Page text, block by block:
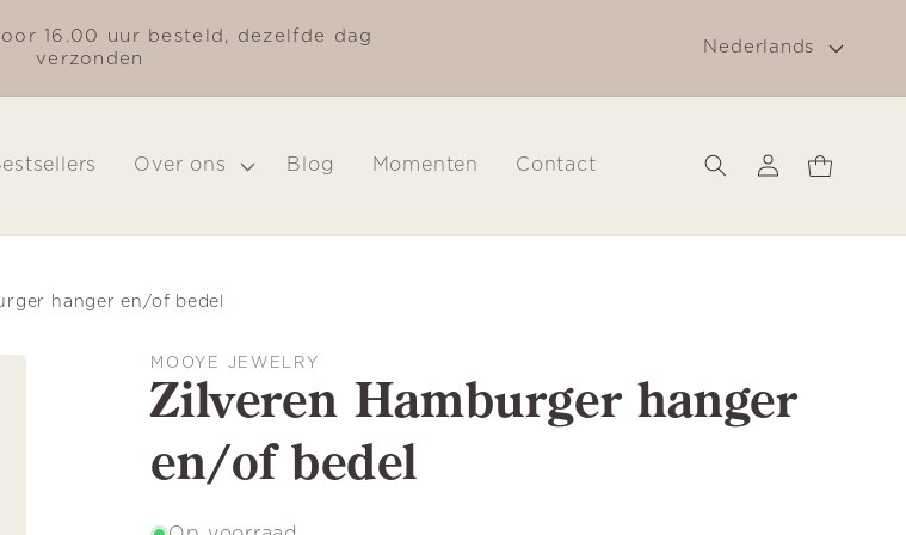
16.00 uur besteld, dezelfde dag
verzonden
Gratis verzending in Nederland vanaf €
Nederlands
Over ons Blog Momenten Contact Inloggen
Winkelwagen
hanger en/of bedel
MOOYE JEWELRY
Zilveren Hamburger hanger
en/of bedel